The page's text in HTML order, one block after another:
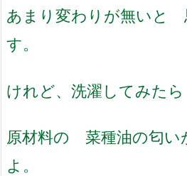
あまり変わりが無いと
す。
けれど、洗濯してみたら
原材料の 菜種油の匂
よ。